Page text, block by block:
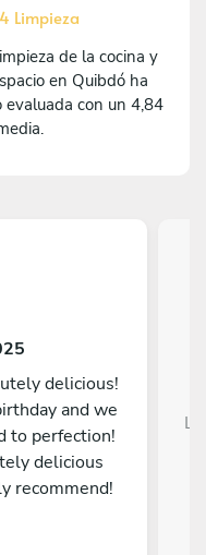
Limpieza
de la cocina y
en Quibdó ha
evaluada con un 4,84
delicious!
and we
to perfection!
delicious
recommend!